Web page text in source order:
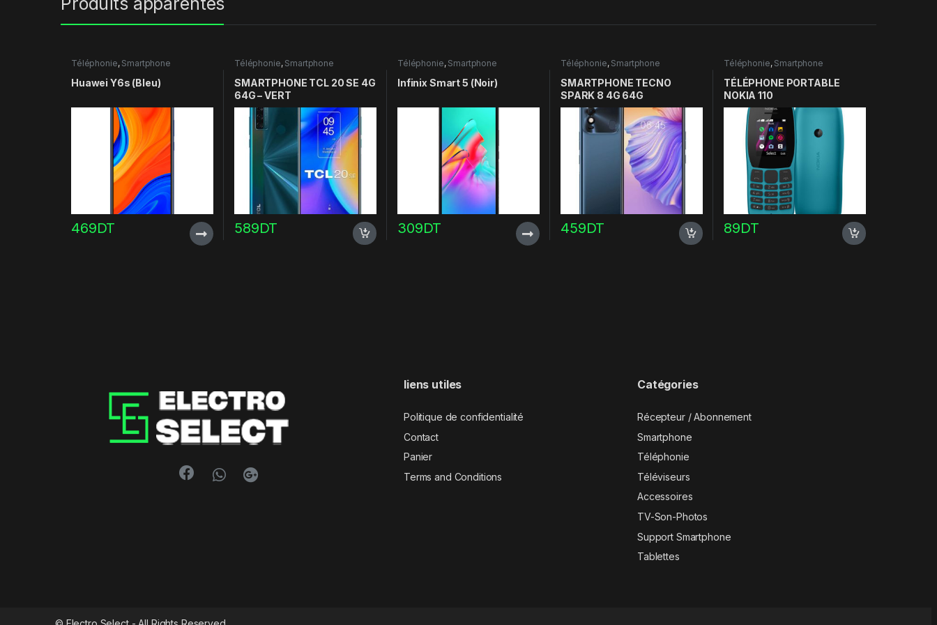
Téléphonie, Smartphone
Huawei Y6s (Bleu)
469DT
Téléphonie, Smartphone
SMARTPHONE TCL 20 SE 4G
64G – VERT
589DT
Téléphonie, Smartphone
Infinix Smart 5 (Noir)
309DT
Téléphonie, Smartphone
SMARTPHONE TECNO
SPARK 8 4G 64G
459DT
Téléphonie, Smartphone
TÉLÉPHONE PORTABLE
NOKIA 110
89DT
liens utiles
Politique de confidentialité
Contact
Panier
Terms and Conditions
Catégories
Récepteur / Abonnement
Smartphone
Téléphonie
Téléviseurs
Accessoires
TV-Son-Photos
Support Smartphone
Tablettes